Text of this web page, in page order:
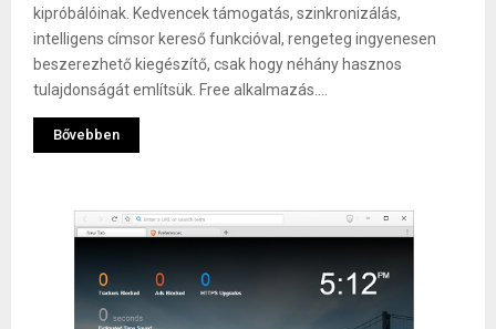
kipróbálóinak. Kedvencek támogatás, szinkronizálás,
intelligens címsor kereső funkcióval, rengeteg ingyenesen
beszerezhető kiegészítő, csak hogy néhány hasznos
tulajdonságát említsük. Free alkalmazás....
Bővebben